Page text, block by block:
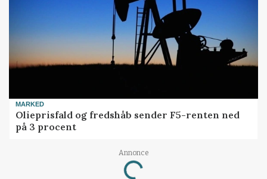
MARKED
Olieprisfald og fredshåb sender F5-renten ned
på 3 procent
Annonce
Loading...